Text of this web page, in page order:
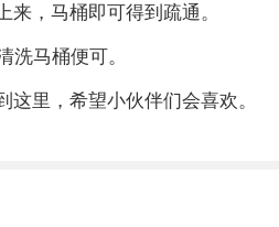
来，马桶即可得到疏通。
洗马桶便可。
这里，希望小伙伴们会喜欢。